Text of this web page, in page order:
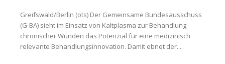
Greifswald/Berlin (ots) Der Gemeinsame Bundesausschuss
(G-BA) sieht im Einsatz von Kaltplasma zur Behandlung
chronischer Wunden das Potenzial für eine medizinisch
relevante Behandlungsinnovation. Damit ebnet der...